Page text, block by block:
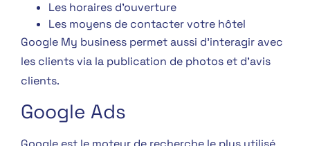
Les horaires d’ouverture
Les moyens de contacter votre hôtel
Google My business permet aussi d’interagir avec
les clients via la publication de photos et d’avis
clients.
Google Ads